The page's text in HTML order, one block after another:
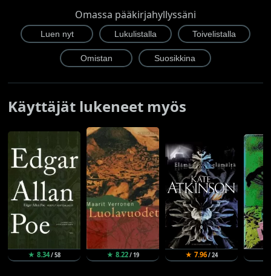
Omassa pääkirjahyllyssäni
Käyttäjät lukeneet myös
★ 8.34/ 58 ★ 8.22/ 19 ★ 7.96/ 24